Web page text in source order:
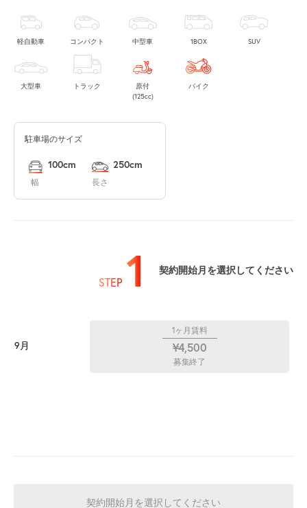
軽自動車 コンパクト 中型車 1BOX SUV
大型車 トラック
原付
(125cc)
バイク
駐車場のサイズ
幅
100cm
長さ
250cm
STEP 1 契約開始月を選択してください
9月
1ヶ月賃料
¥4,500
募集終了
契約開始月を選択してください